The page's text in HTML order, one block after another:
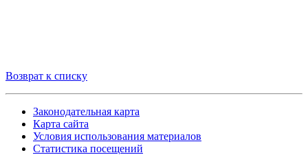
Возврат к списку
Законодательная карта
Карта сайта
Условия использования материалов
Статистика посещений